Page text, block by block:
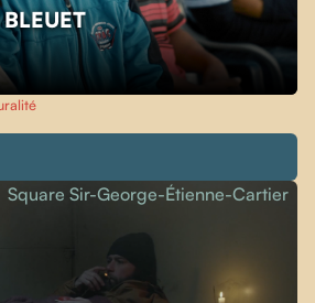
BLEUET
Square Sir-George-Étienne-Cartier